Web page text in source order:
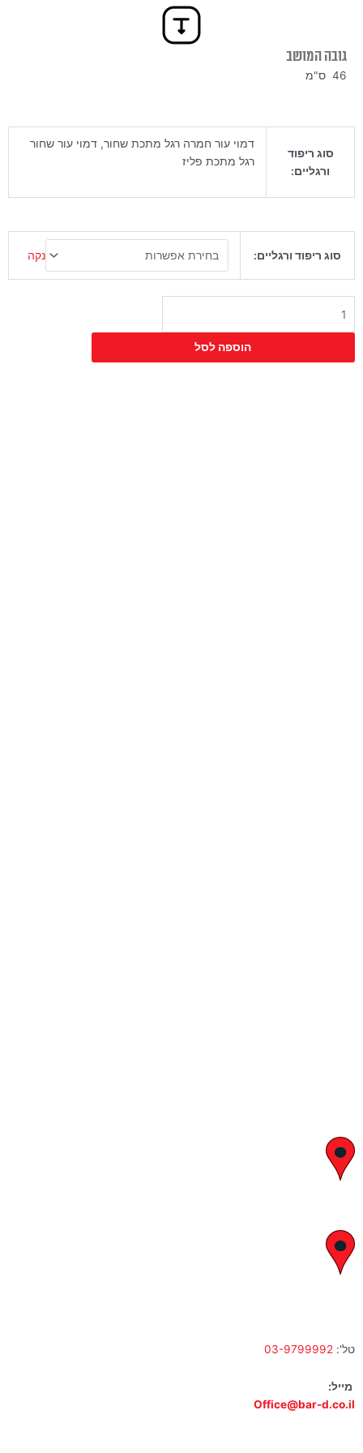
גובה המושב
46 ס"מ
סוג ריפוד
ורגליים:
דמוי עור חמרה רגל מתכת שחור, דמוי עור שחור
רגל מתכת פליז
סוג ריפוד ורגליים: נקה
הוספה לסל
טל': 03-9799992
מייל:
Office@bar-d.co.il